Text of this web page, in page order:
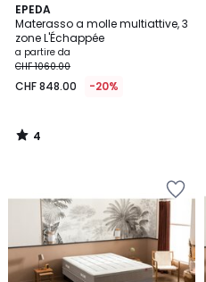
EPEDA
Materasso a molle multiattive, 3
zone L'Échappée
a partire da
CHF 1060.00
CHF 848.00 -20%
4
/
5
4
/